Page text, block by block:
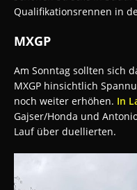
Qualifikationsrennen in
MXGP
Am Sonntag sollten sich
MXGP hinsichtlich
noch weiter erhöhen. In
Gajser/Honda und
Lauf über duellierten.